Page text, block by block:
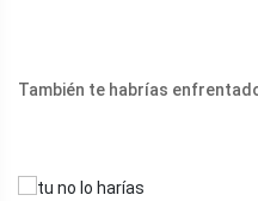
También te habrías